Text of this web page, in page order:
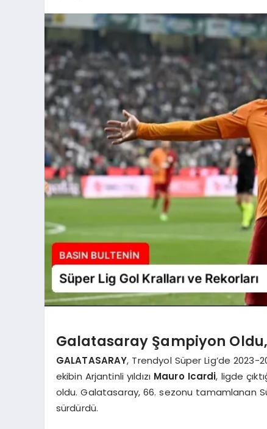
Galatasaray Şampiyon
GALATASARAY, Trendyol Süper Lig’de 2023-
ekibin Arjantinli yıldızı Mauro Icardi, ligde
oldu. Galatasaray, 66. sezonu tamamlanan
sürdürdü.